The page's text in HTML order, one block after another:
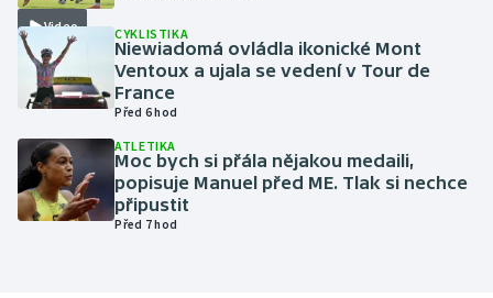
Lyže a snowboard
Moderní pětiboj
Olympijské hry
Video CYKLISTIKA
Niewiadomá ovládla ikonické Mont
Ventoux a ujala se vedení v Tour de
France
Před 6 hod
ATLETIKA
Moc bych si přála nějakou medaili,
popisuje Manuel před ME. Tlak si nechce
připustit
Před 7 hod